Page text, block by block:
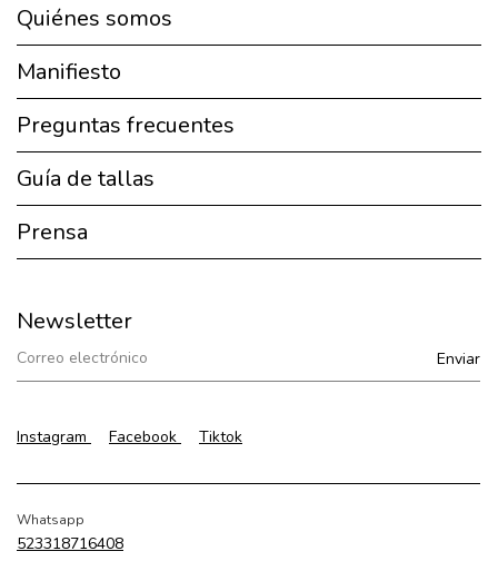
Quiénes somos
Manifiesto
Preguntas frecuentes
Guía de tallas
Prensa
Newsletter
Instagram Facebook Tiktok
Whatsapp
523318716408